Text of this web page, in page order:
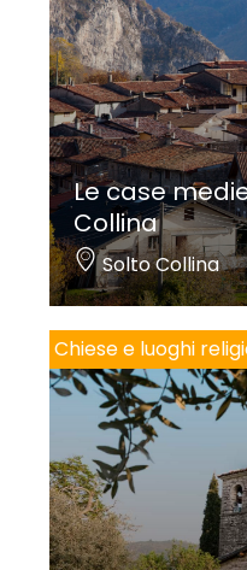
Le case
Collina
Solto Collina
Chiese e luoghi